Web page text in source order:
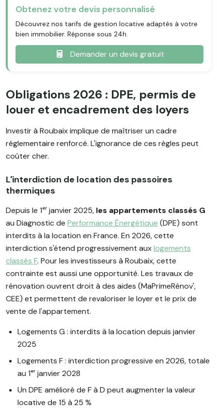
Obtenez votre devis personnalisé
Découvrez nos tarifs de gestion locative adaptés à votre
bien immobilier. Réponse sous 24h.
Demander un devis gratuit
Obligations 2026 : DPE, permis de
louer et encadrement des loyers
Investir à Roubaix implique de maîtriser un cadre
réglementaire renforcé. L'ignorance de ces règles peut
coûter cher.
L'interdiction de location des passoires
thermiques
Depuis le 1ᵉʳ janvier 2025, les appartements classés G
au Diagnostic de Performance Énergétique (DPE) sont
interdits à la location en France. En 2026, cette
interdiction s'étend progressivement auxlogements
classés F. Pour les investisseurs à Roubaix, cette
contrainte est aussi une opportunité. Les travaux de
rénovation ouvrent droit à des aides (MaPrimeRénov',
CEE) et permettent de revaloriser le loyer et le prix de
vente de l'appartement.
Logements G : interdits à la location depuis janvier
2025
Logements F : interdiction progressive en 2026, totale
au 1ᵉʳ janvier 2028
Un DPE amélioré de F à D peut augmenter la valeur
locative de 15 à 25 %